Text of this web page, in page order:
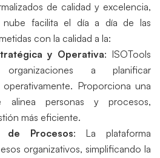
de calidad y excelencia,
nube facilita el día a día de las
con la calidad a la:
y Operativa: ISOTools
a planificar
Proporciona una
alinea personas y procesos,
más eficiente.
de Procesos: La plataforma
organizativos, simplificando la